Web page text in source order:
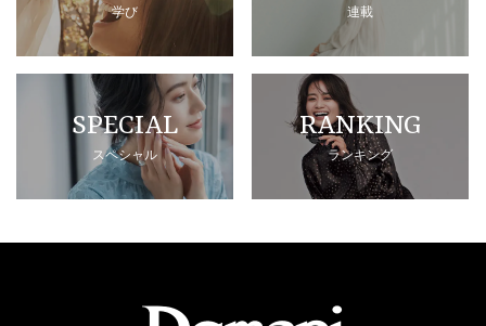
学び 連載
SPECIAL
スペシャル
RANKING
ランキング